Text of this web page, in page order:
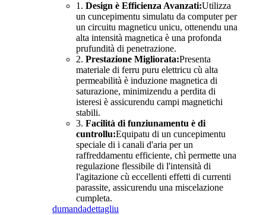
1. Design è Efficienza Avanzati:Utilizza
un cuncepimentu simulatu da computer per
un circuitu magneticu unicu, ottenendu una
alta intensità magnetica è una profonda
prufundità di penetrazione.
2. Prestazione Migliorata:Presenta
materiale di ferru puru elettricu cù alta
permeabilità è induzione magnetica di
saturazione, minimizendu a perdita di
isteresi è assicurendu campi magnetichi
stabili.
3. Facilità di funziunamentu è di
cuntrollu:Equipatu di un cuncepimentu
speciale di i canali d'aria per un
raffreddamentu efficiente, chì permette una
regulazione flessibile di l'intensità di
l'agitazione cù eccellenti effetti di currenti
parassite, assicurendu una miscelazione
cumpleta.
dumandadettagliu